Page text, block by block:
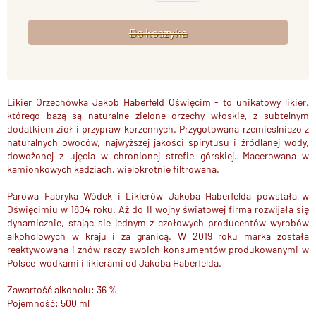
Likier Orzechówka Jakob Haberfeld Oświęcim - to unikatowy likier,
którego bazą są naturalne zielone orzechy włoskie, z subtelnym
dodatkiem ziół i przypraw korzennych. Przygotowana rzemieślniczo z
naturalnych owoców, najwyższej jakości spirytusu i źródlanej wody,
dowożonej z ujęcia w chronionej strefie górskiej. Macerowana w
kamionkowych kadziach, wielokrotnie filtrowana.
Parowa Fabryka Wódek i Likierów Jakoba Haberfelda powstała w
Oświęcimiu w 1804 roku. Aż do II wojny światowej firma rozwijała się
dynamicznie, stając sie jednym z czołowych producentów wyrobów
alkoholowych w kraju i za granicą. W 2019 roku marka została
reaktywowana i znów raczy swoich konsumentów produkowanymi w
Polsce wódkami i likierami od Jakoba Haberfelda.
Zawartość alkoholu: 36 %
Pojemność: 500 ml